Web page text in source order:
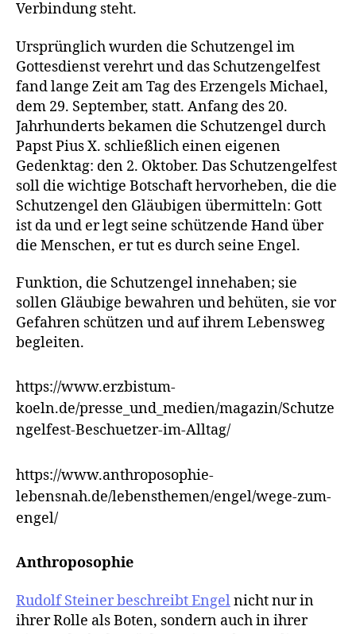
Verbindung steht.
Ursprünglich wurden die Schutzengel im
Gottesdienst verehrt und das Schutzengelfest
fand lange Zeit am Tag des Erzengels Michael,
dem 29. September, statt. Anfang des 20.
Jahrhunderts bekamen die Schutzengel durch
Papst Pius X. schließlich einen eigenen
Gedenktag: den 2. Oktober. Das Schutzengelfest
soll die wichtige Botschaft hervorheben, die die
Schutzengel den Gläubigen übermitteln: Gott
ist da und er legt seine schützende Hand über
die Menschen, er tut es durch seine Engel.
Funktion, die Schutzengel innehaben; sie
sollen Gläubige bewahren und behüten, sie vor
Gefahren schützen und auf ihrem Lebensweg
begleiten.
https://www.erzbistum-
koeln.de/presse_und_medien/magazin/Schutze
ngelfest-Beschuetzer-im-Alltag/
https://www.anthroposophie-
lebensnah.de/lebensthemen/engel/wege-zum-
engel/
Anthroposophie
Rudolf Steiner beschreibt Engelnicht nur in
ihrer Rolle als Boten, sondern auch in ihrer